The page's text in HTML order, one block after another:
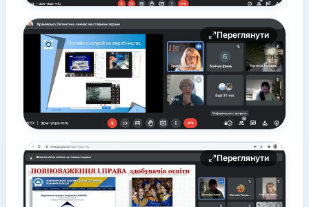
Переглянути
Переглянути